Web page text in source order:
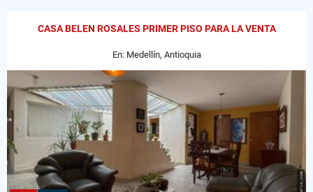
CASA BELEN ROSALES PRIMER PISO PARA LA VENTA
En: Medellín, Antioquia